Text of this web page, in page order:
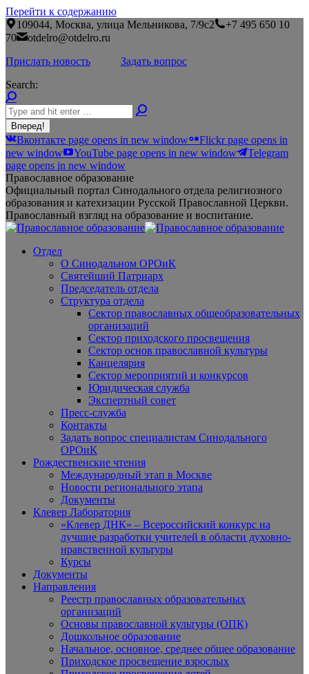
Перейти к содержанию
109044, Москва, улица Мельникова, 7/9с2
+7 495 650 10
70
otdelro@otdelro.ru
Прислать новость
Задать вопрос
Search:
Вконтакте page opens in new window
Flickr page opens in
new window
YouTube page opens in new window
Telegram
page opens in new window
Православное образование
Официальный портал Синодального отдела религиозного
образования и катехизации Русской Православной Церкви.
Православный взгляд на образование и воспитание.
Отдел
О Синодальном ОРОиК
Святейший Патриарх
Председатель отдела
Структура отдела
Сектор православных общеобразовательных
организаций
Сектор приходского просвещения
Сектор основ православной культуры
Канцелярия
Сектор мероприятий и конкурсов
Юридическая служба
Экспертный совет
Пресс-служба
Контакты
Задать вопрос специалистам Синодального
ОРОиК
Рождественские чтения
Международный этап в Москве
Новости регионального этапа
Документы
Клевер Лаборатория
«Клевер ДНК» – Всероссийский конкурс на
лучшие разработки учителей в области духовно-
нравственной культуры
Курсы
Документы
Направления
Реестр православных образовательных
организаций
Основы православной культуры (ОПК)
Дошкольное образование
Начальное, основное, среднее общее образование
Приходское просвещение взрослых